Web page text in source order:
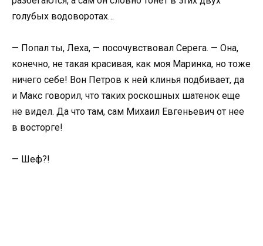
голубых водоворотах…
— Попал ты, Леха, — посочувствовал Серега. — Она,
конечно, не такая красивая, как моя Маринка, но тоже
ничего себе! Вон Петров к ней клинья подбивает, да
и Макс говорил, что таких роскошных шатенок еще
не видел. Да что там, сам Михаил Евгеньевич от нее
в восторге!
— Шеф?!